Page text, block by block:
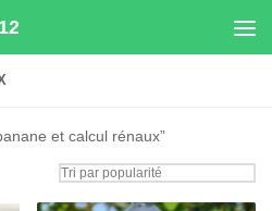
et calcul rénaux”